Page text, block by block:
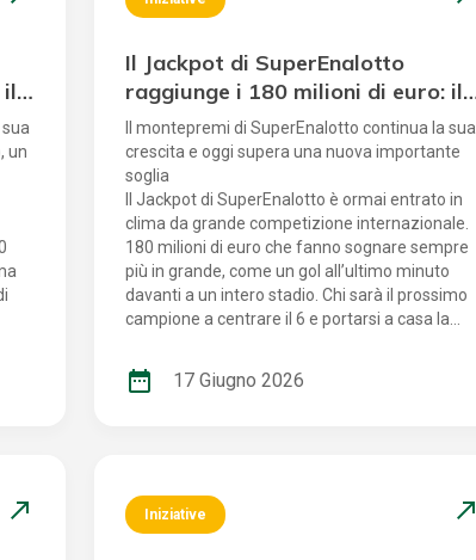
il
un
Il Jackpot di SuperEnalotto
raggiunge i 180 milioni di euro: il
sogno diventa mondiale
Il montepremi di SuperEnalotto continua la sua
crescita e oggi supera una nuova importante
soglia
Il Jackpot di SuperEnalotto è ormai entrato in
clima da grande competizione internazionale.
180 milioni di euro che fanno sognare sempre
più in grande, come un gol all’ultimo minuto
davanti a un intero stadio. Chi sarà il prossimo
campione a centrare il 6 e portarsi a casa la
date_range 17 Giugno 2026
north_east Iniziative north_east